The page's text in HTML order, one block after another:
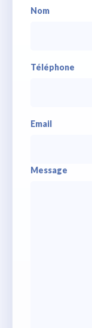
Nom
Téléphone
Email
Message